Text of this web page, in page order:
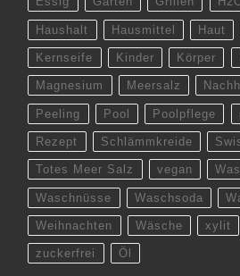
Haushalt Hausmittel Haut
Kernseife Kinder Körper
Magnesium Meersalz
Peeling Pool Poolpflege
Rezept Schlämmkreide
Totes Meer Salz vegan
Waschnüsse Waschsoda
Weihnachten Wäsche xylit
zuckerfrei Öl